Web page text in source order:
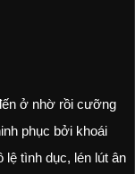
ở nhờ rồi cưỡng
phục bởi khoái
lệ tình dục, lén lút ân